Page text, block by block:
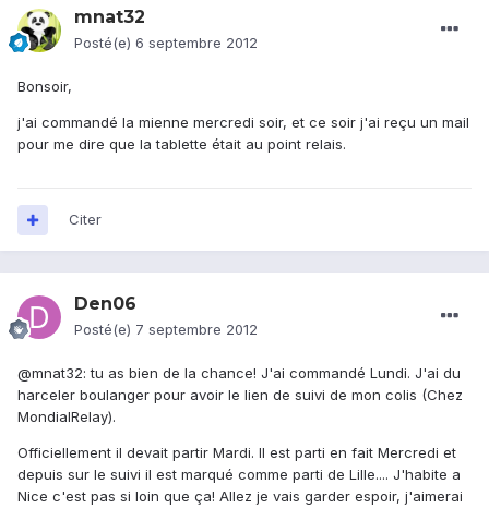
mnat32
Posté(e) 6 septembre 2012
Bonsoir,
j'ai commandé la mienne mercredi soir, et ce soir j'ai reçu un mail
pour me dire que la tablette était au point relais.
Citer
Den06
Posté(e) 7 septembre 2012
@mnat32: tu as bien de la chance! J'ai commandé Lundi. J'ai du
harceler boulanger pour avoir le lien de suivi de mon colis (Chez
MondialRelay).
Officiellement il devait partir Mardi. Il est parti en fait Mercredi et
depuis sur le suivi il est marqué comme parti de Lille.... J'habite a
Nice c'est pas si loin que ça! Allez je vais garder espoir, j'aimerai